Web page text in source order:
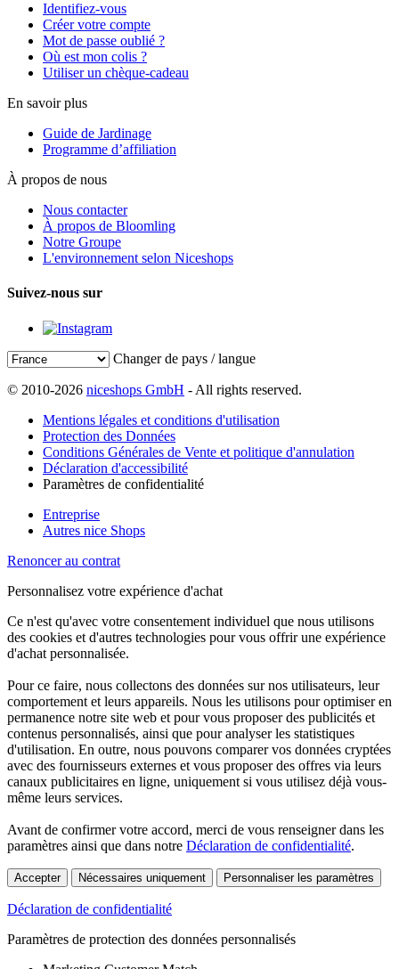
Identifiez-vous
Créer votre compte
Mot de passe oublié ?
Où est mon colis ?
Utiliser un chèque-cadeau
En savoir plus
Guide de Jardinage
Programme d’affiliation
À propos de nous
Nous contacter
À propos de Bloomling
Notre Groupe
L'environnement selon Niceshops
Suivez-nous sur
Changer de pays / langue
© 2010-2026 niceshops GmbH - All rights reserved.
Mentions légales et conditions d'utilisation
Protection des Données
Conditions Générales de Vente et politique d'annulation
Déclaration d'accessibilité
Paramètres de confidentialité
Entreprise
Autres nice Shops
Renoncer au contrat
Personnalisez votre expérience d'achat
Ce n'est qu'avec votre consentement individuel que nous utilisons
des cookies et d'autres technologies pour vous offrir une expérience
d'achat personnalisée.
Pour ce faire, nous collectons des données sur nos utilisateurs, leur
comportement et leurs appareils. Nous les utilisons pour optimiser en
permanence notre site web et pour vous proposer des publicités et
contenus personnalisés, ainsi que pour analyser les statistiques
d'utilisation. En outre, nous pouvons comparer vos données cryptées
avec des fournisseurs externes et vous proposer des offres via leurs
canaux publicitaires en ligne, uniquement si vous utilisez déjà vous-
même leurs services.
Avant de confirmer votre accord, merci de vous renseigner dans les
paramètres ainsi que dans notre Déclaration de confidentialité.
Accepter Nécessaires uniquement Personnaliser les paramètres
Déclaration de confidentialité
Paramètres de protection des données personnalisés